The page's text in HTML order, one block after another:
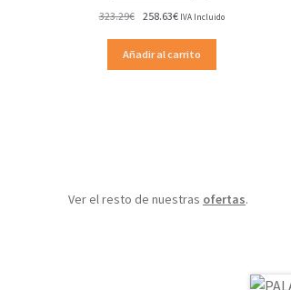
323.29€ El
original
258.63€El
actual
IVA Incluido
Añadir al carrito
Ver el resto de nuestras ofertas.